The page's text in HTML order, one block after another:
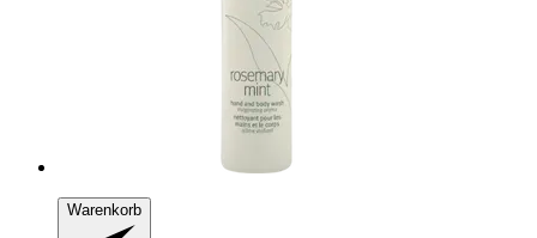
Warenkorb